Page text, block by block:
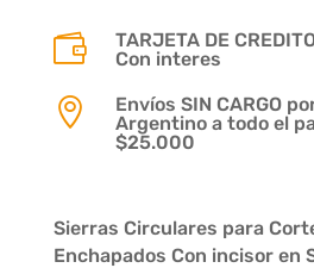

TARJETA DE
Con interes

Envíos SIN CARGO
Argentino a todo el
$25.000
Sierras Circulares para
Enchapados Con incisor en